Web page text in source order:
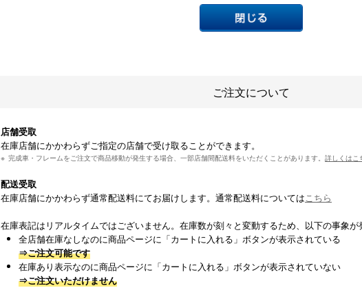
ご注文について
店舗受取
在庫店舗にかかわらずご指定の店舗で受け取ることができます。
完成車・フレームをご注文で商品移動が発生する場合、一部店舗間配送料をいただくことがあります。詳しくはこ
配送受取
在庫店舗にかかわらず通常配送料にてお届けします。通常配送料についてはこちら
在庫表記はリアルタイムではございません。在庫数が刻々と変動するため、以下の事象が
全店舗在庫なしなのに商品ページに「カートに入れる」ボタンが表示されている
⇒ご注文可能です
在庫あり表示なのに商品ページに「カートに入れる」ボタンが表示されていない
⇒ご注文いただけません